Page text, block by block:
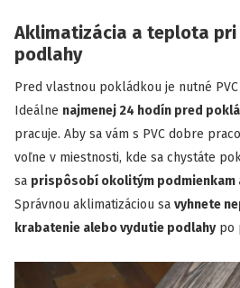
Aklimatizácia a teplota pri
podlahy
Pred vlastnou pokládkou je nutné PVC
Ideálne najmenej 24 hodín pred
pracuje. Aby sa vám s PVC dobre
voľne v miestnosti, kde sa chystáte
sa prispôsobí okolitým podmienkam
Správnou aklimatizáciou sa vyhnete
krabatenie alebo vydutie podlahypo